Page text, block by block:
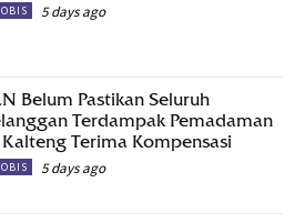
5 days ago
Belum Pastikan Seluruh
Terdampak Pemadaman
Terima Kompensasi
5 days ago